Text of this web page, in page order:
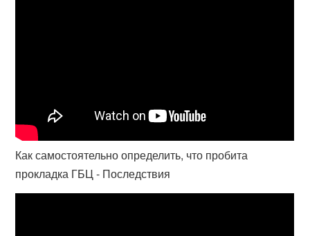
Как самостоятельно определить, что пробита
прокладка ГБЦ - Последствия